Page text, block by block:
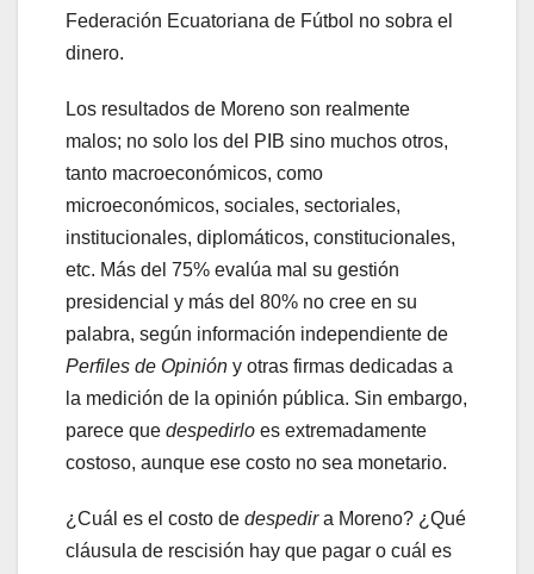
Federación Ecuatoriana de Fútbol no sobra el
dinero.
Los resultados de Moreno son realmente
malos; no solo los del PIB sino muchos otros,
tanto macroeconómicos, como
microeconómicos, sociales, sectoriales,
institucionales, diplomáticos, constitucionales,
etc. Más del 75% evalúa mal su gestión
presidencial y más del 80% no cree en su
palabra, según información independiente de
Perfiles de Opinión y otras firmas dedicadas a
la medición de la opinión pública. Sin embargo,
parece que despedirlo es extremadamente
costoso, aunque ese costo no sea monetario.
¿Cuál es el costo de despedira Moreno? ¿Qué
cláusula de rescisión hay que pagar o cuál es